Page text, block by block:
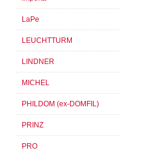
LaPe
LEUCHTTURM
LINDNER
MICHEL
PHILDOM (ex-DOMFIL)
PRINZ
PRO